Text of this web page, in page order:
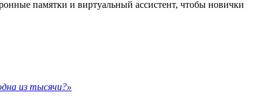
памятки и виртуальный ассистент, чтобы новички
из тысячи?»